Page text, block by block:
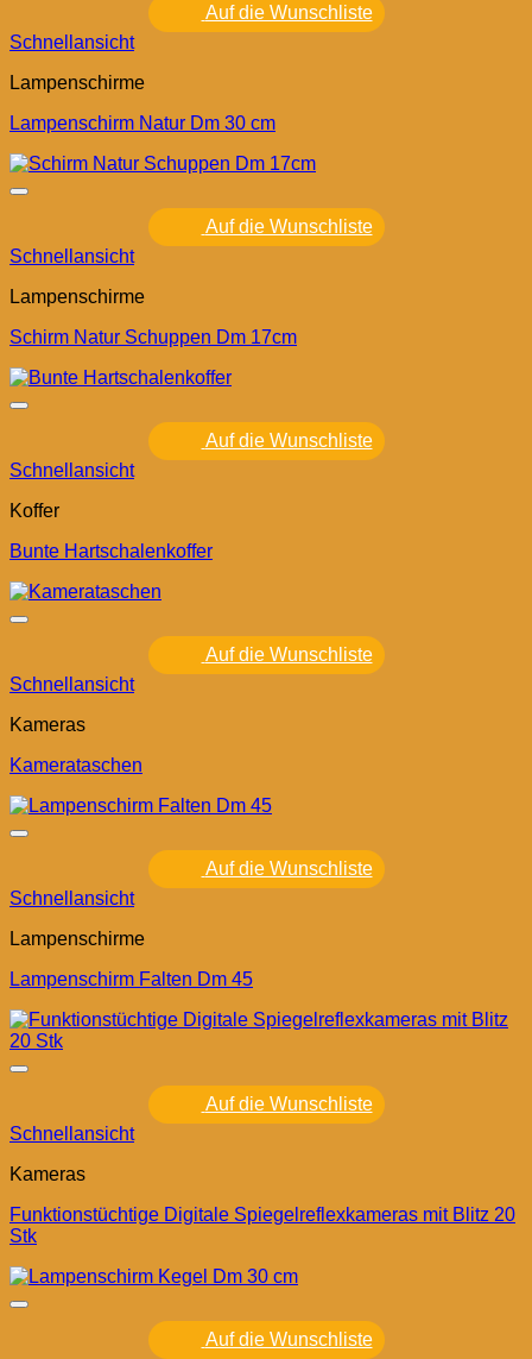
Auf die Wunschliste
Schnellansicht
Lampenschirme
Lampenschirm Natur Dm 30 cm
Auf die Wunschliste
Schnellansicht
Lampenschirme
Schirm Natur Schuppen Dm 17cm
Auf die Wunschliste
Schnellansicht
Koffer
Bunte Hartschalenkoffer
Auf die Wunschliste
Schnellansicht
Kameras
Kamerataschen
Auf die Wunschliste
Schnellansicht
Lampenschirme
Lampenschirm Falten Dm 45
Auf die Wunschliste
Schnellansicht
Kameras
Funktionstüchtige Digitale Spiegelreflexkameras mit Blitz 20
Stk
Auf die Wunschliste